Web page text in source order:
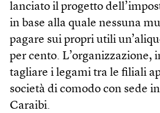
lanciato il progetto
in base alla quale nessuna
pagare sui propri utili
per cento. L’organizzazione,
tagliare i legami tra le filiali
società di comodo con sede
Caraibi.